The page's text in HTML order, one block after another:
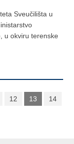
Sveučilišta u
u okviru terenske
12 13
14